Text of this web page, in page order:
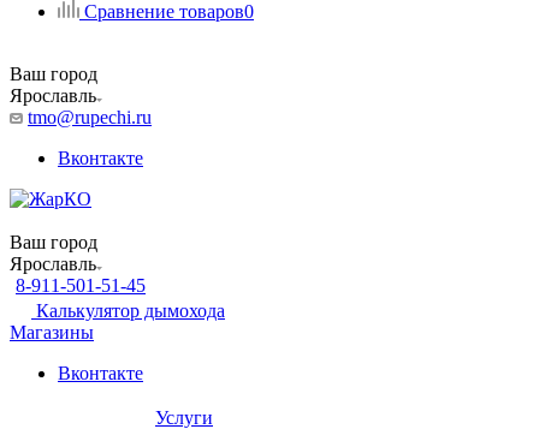
Сравнение товаров0
Ваш город
Ярославль
tmo@rupechi.ru
Вконтакте
Ваш город
Ярославль
8-911-501-51-45
Калькулятор дымохода
Магазины
Вконтакте
Услуги